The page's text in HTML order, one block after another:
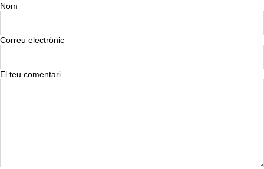
Nom
Correu electrònic
El teu comentari